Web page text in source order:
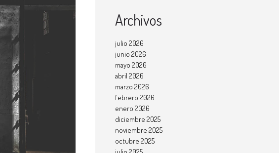
Archivos
julio 2026
junio 2026
mayo 2026
abril 2026
marzo 2026
febrero 2026
enero 2026
diciembre 2025
noviembre 2025
octubre 2025